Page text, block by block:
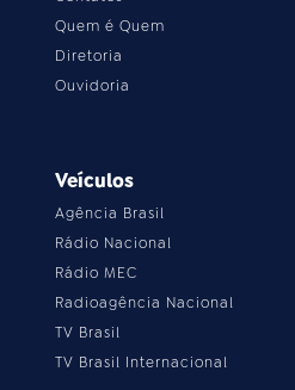
Quem é Quem
Diretoria
Ouvidoria
Veículos
Agência Brasil
Rádio Nacional
Rádio MEC
Radioagência Nacional
TV Brasil
TV Brasil Internacional